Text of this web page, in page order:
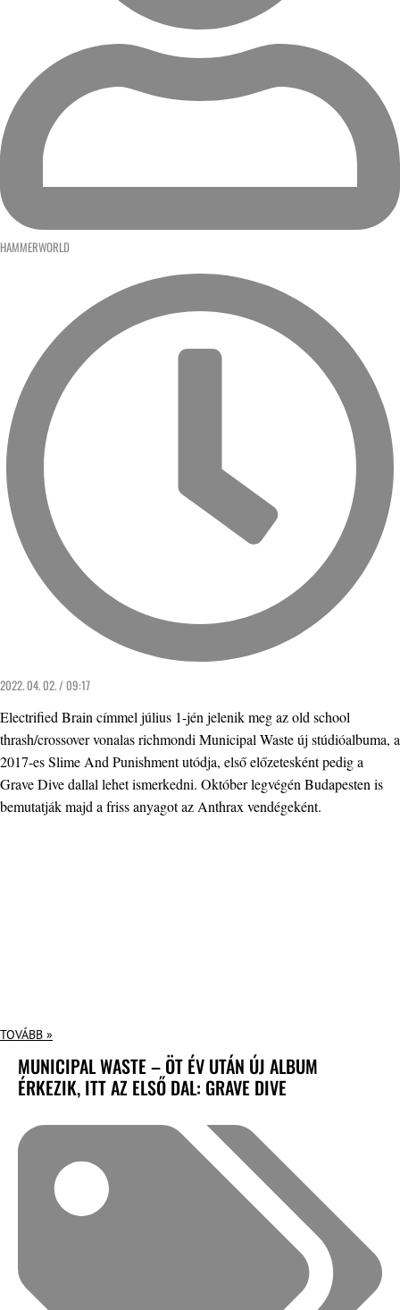
HAMMERWORLD
2022. 04. 02. / 09:17
Electrified Brain címmel július 1-jén jelenik meg az old school
thrash/crossover vonalas richmondi Municipal Waste új stúdióalbuma, a
2017-es Slime And Punishment utódja, első előzetesként pedig a
Grave Dive dallal lehet ismerkedni. Október legvégén Budapesten is
bemutatják majd a friss anyagot az Anthrax vendégeként.
TOVÁBB »
MUNICIPAL WASTE – ÖT ÉV UTÁN ÚJ ALBUM
ÉRKEZIK, ITT AZ ELSŐ DAL: GRAVE DIVE